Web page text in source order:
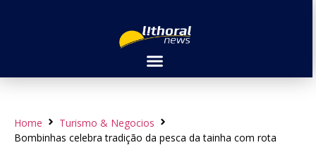
Home
Turismo & Negocios
Bombinhas celebra tradição da pesca da tainha com rota